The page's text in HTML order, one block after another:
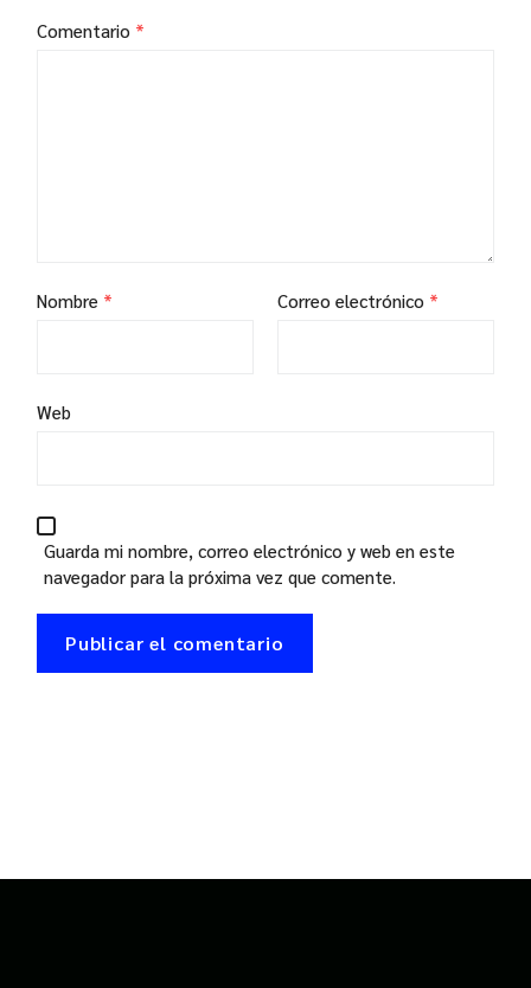
Comentario *
Nombre * Correo electrónico *
Web
Guarda mi nombre, correo electrónico y web en este
navegador para la próxima vez que comente.